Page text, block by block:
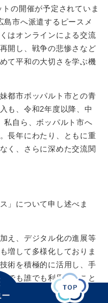
の開催が予定されていま
市へ派遣するピースメ
はオンラインによる交流
開し、戦争の悲惨さなど
て平和の大切さを学ぶ機
都市ボッパルト市との青
も、令和2年度以降、中
私自ら、ボッパルト市へ
長年にわたり、ともに重
く、さらに深めた交流関
」について申し述べま
え、デジタル化の進展等
増して多様化しておりま
術を積極的に活用し、手
でも誰でも利用すること
提供し、市民にとってよ